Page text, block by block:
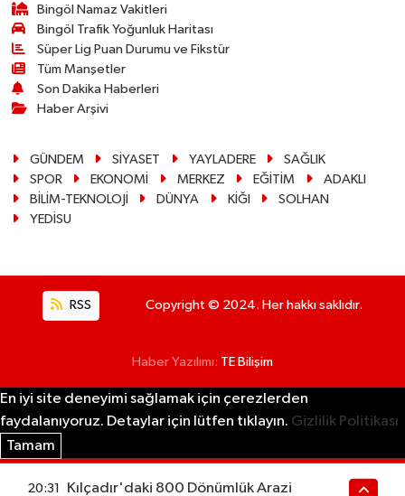
Bingöl Namaz Vakitleri
Bingöl Trafik Yoğunluk Haritası
Süper Lig Puan Durumu ve Fikstür
Tüm Manşetler
Son Dakika Haberleri
Haber Arşivi
GÜNDEM SİYASET YAYLADERE
SAĞLIK
SPOR
EKONOMİ MERKEZ EĞİTİM
ADAKLI
BİLİM-TEKNOLOJİ
DÜNYA KİĞI
SOLHAN
YEDİSU
RSS Copyright © 2024. Her hakkı saklıdır.
Haber Yazılımı: TE Bilişim
En iyi site deneyimi sağlamak için çerezlerden
faydalanıyoruz. Detaylar için lütfen tıklayın. Gizlilik Politikası
Tamam
20:31 Kılçadır'daki 800 Dönümlük Arazi